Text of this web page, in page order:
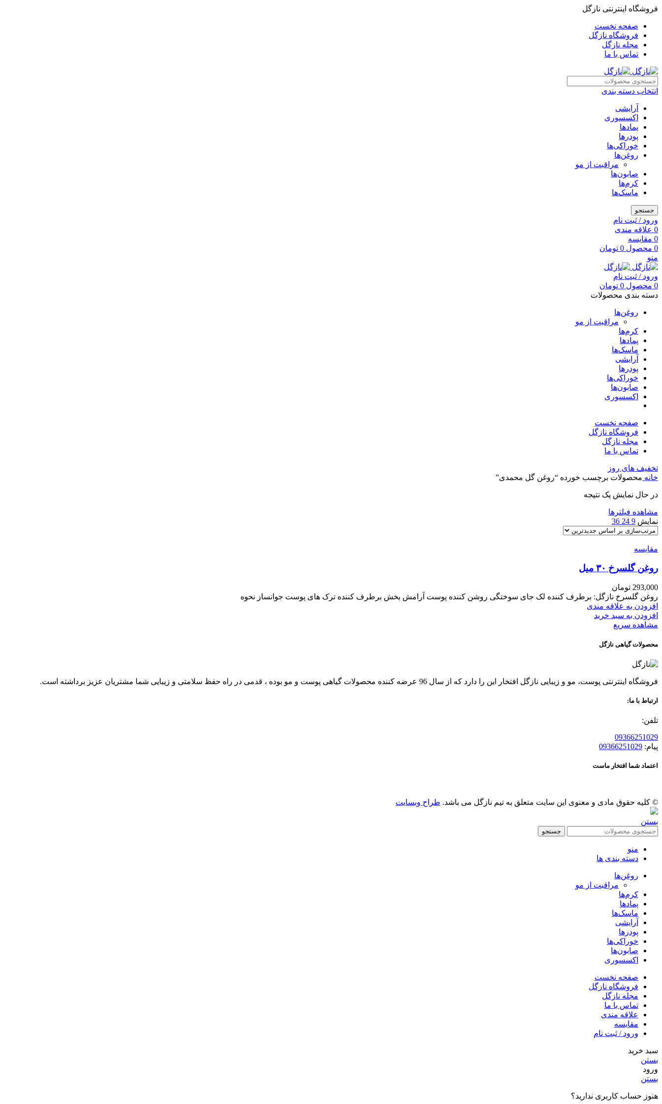
فروشگاه اینترنتی نازگل
صفحه نخست
فروشگاه نازگل
مجله نازگل
تماس با ما
انتخاب دسته بندی
آرایشی
اکسسوری
پمادها
پودرها
خوراکی‌ها
روغن‌ها
مراقبت از مو
صابون‌ها
کرم‌ها
ماسک‌ها
جستجو
ورود / ثبت نام
0 علاقه مندی
0 مقایسه
0 محصول 0 تومان
منو
ورود / ثبت نام
0 محصول 0 تومان
دسته بندی محصولات
روغن‌ها
مراقبت از مو
کرم‌ها
پمادها
ماسک‌ها
آرایشی
پودرها
خوراکی‌ها
صابون‌ها
اکسسوری
صفحه نخست
فروشگاه نازگل
مجله نازگل
تماس با ما
تخفیف های روز
خانه محصولات برچسب خورده “روغن گل محمدی”
در حال نمایش یک نتیجه
مشاهده فیلترها
نمایش 9
24
36
مقایسه
روغن گلسرخ ۳۰ میل
293,000 تومان
روغن گلسرخ نازگل: برطرف کننده لک جای سوختگی روشن کننده پوست آرامش بخش برطرف کننده ترک های پوست جوانساز نحوه
افزودن به علاقه مندی
افزودن به سبد خرید
مشاهده سریع
محصولات گیاهی نازگل
فروشگاه اینترنتی پوست، مو و زیبایی نازگل افتخار این را دارد که از سال 96 عرضه کننده محصولات گیاهی پوست و مو بوده ، قدمی در راه حفظ سلامتی و زیبایی شما مشتریان عزیز برداشته است.
ارتباط با ما:
تلفن:
09366251029
پیام: 09366251029
اعتماد شما افتخار ماست
© کلیه حقوق مادی و معنوی این سایت متعلق به تیم نازگل می باشد. طراح وبسایت
بستن
جستجو
منو
دسته بندی ها
روغن‌ها
مراقبت از مو
کرم‌ها
پمادها
ماسک‌ها
آرایشی
پودرها
خوراکی‌ها
صابون‌ها
اکسسوری
صفحه نخست
فروشگاه نازگل
مجله نازگل
تماس با ما
علاقه مندی
مقایسه
ورود / ثبت نام
سبد خرید
بستن
ورود
بستن
هنوز حساب کاربری ندارید؟